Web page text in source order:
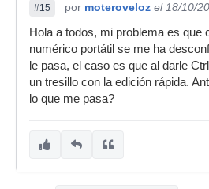
#15 por moteroveloz el 18/10/
Hola a todos, mi problema es que
numérico portátil se me ha
le pasa, el caso es que al darle
un tresillo con la edición rápida.
lo que me pasa?